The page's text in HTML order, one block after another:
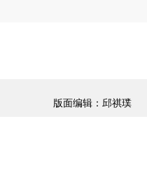
版面编辑：邱祺璞